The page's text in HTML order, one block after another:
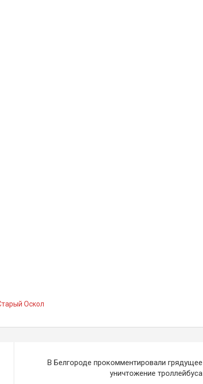
Оскол
В Белгороде прокомментировали грядущее
уничтожение троллейбуса